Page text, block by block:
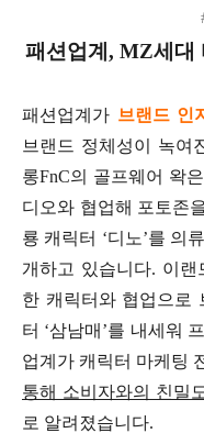
패션업계, MZ세대
패션업계가 브랜드 인
브랜드 정체성이 녹여
롱FnC의 골프웨어 왁
디오와 협업해 포토존
룡 캐릭터 ‘디노’를 의
개하고 있습니다. 이
한 캐릭터와 협업으로
터 ‘삼남매’를 내세워
업계가 캐릭터 마케팅
통해 소비자와의 친밀
로 알려졌습니다.